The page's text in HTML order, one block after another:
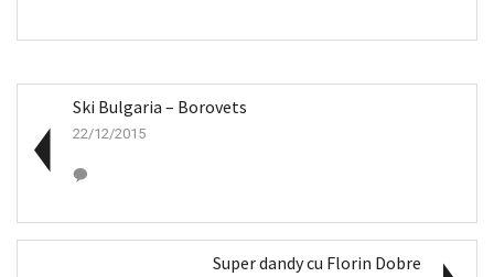
Ski Bulgaria – Borovets
22/12/2015
Super dandy cu Florin Dobre